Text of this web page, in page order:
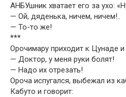
АНБУшник хватает его за ухо:
— Ой, дяденька, ничем, ничем!..
— То-то же!
***
Орочимару приходит к Цунаде и
— Доктор, у меня руки болят!
— Надо их отрезать!
Ороча испугался, выбежал из
Кабуто и говорит: